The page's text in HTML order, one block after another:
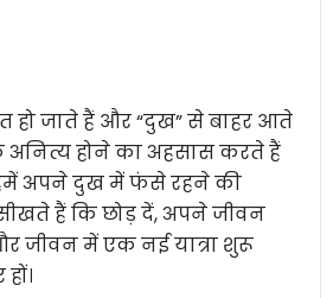
हो जाते हैं और “दुख” से बाहर आते
होने का अहसास करते हैं
अपने दुख में फंसे रहने की
हैं कि छोड़ दें, अपने जीवन
जीवन में एक नई यात्रा शुरू